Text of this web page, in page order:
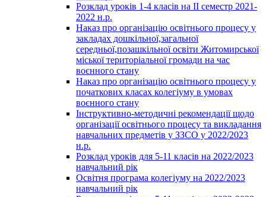
Розклад уроків 1-4 класів на ІІ семестр 2021-
2022 н.р.
Наказ про організацію освітнього процесу у
закладах дошкільної,загальної
середньої,позашкільної освіти Житомирської
міської територіальної громади на час
воєнного стану
Наказ про організацію освітнього процесу у
початкових класах колегіуму в умовах
воєнного стану
Інструктивно-методичні рекомендації щодо
організації освітнього процесу та викладання
навчальних предметів у ЗЗСО у 2022/2023
н.р.
Розклад уроків для 5-11 класів на 2022/2023
навчальний рік
Освітня програма колегіуму на 2022/2023
навчальний рік